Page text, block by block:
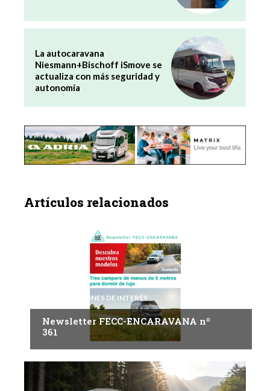
La autocaravana
Niesmann+Bischoff iSmove se
actualiza con más seguridad y
autonomía
Artículos relacionados
INFORMACIONES DE INTERÉS
Newsletter FECC-ENCARAVANA nº
361